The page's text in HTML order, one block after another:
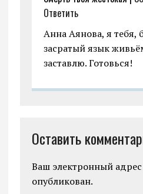
Ответить
Анна Аянова, я тебя,
засратый язык
заставлю. Готовься!
Оставить
Ваш электронный адрес
опубликован.